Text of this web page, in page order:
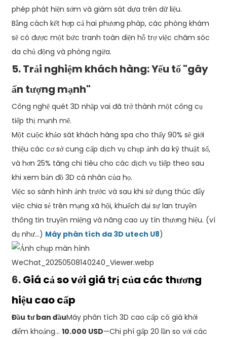
phép phát hiện sớm và giám sát dựa trên dữ liệu.
Bằng cách kết hợp cả hai phương pháp, các phòng khám
sẽ có được một bức tranh toàn diện hỗ trợ việc chăm sóc
da chủ động và phòng ngừa.
5. Trải nghiệm khách hàng: Yếu tố "gây
ấn tượng mạnh"
Công nghệ quét 3D nhập vai đã trở thành một công cụ
tiếp thị mạnh mẽ.
Một cuộc khảo sát khách hàng spa cho thấy 90% sẽ giới
thiệu các cơ sở cung cấp dịch vụ chụp ảnh da kỹ thuật số,
và hơn 25% tăng chi tiêu cho các dịch vụ tiếp theo sau
khi xem bản đồ 3D cá nhân của họ.
Việc so sánh hình ảnh trước và sau khi sử dụng thúc đẩy
việc chia sẻ trên mạng xã hội, khuếch đại sự lan truyền
thông tin truyền miệng và nâng cao uy tín thương hiệu. (ví
dụ như...) Máy phân tích da 3D utech U8)
6.Giá cả so với giá trị của các thương
hiệu cao cấp
Đầu tư ban đầuMáy phân tích 3D cao cấp có giá khởi
điểm khoảng... 10.000 USD—Chi phí gấp 20 lần so với các